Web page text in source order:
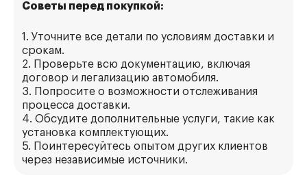
Советы перед покупкой:
1. Уточните все детали по условиям доставки и
срокам.
2. Проверьте всю документацию, включая
договор и легализацию автомобиля.
3. Попросите о возможности отслеживания
процесса доставки.
4. Обсудите дополнительные услуги, такие как
установка комплектующих.
5. Поинтересуйтесь опытом других клиентов
через независимые источники.